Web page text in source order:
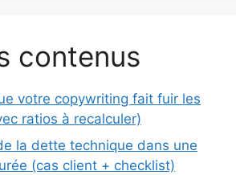
contenus
votre copywriting fait fuir les
ratios à recalculer)
la dette technique dans une
(cas client + checklist)